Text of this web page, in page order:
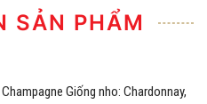
SẢN PHẨM
Giống nho: Chardonnay,